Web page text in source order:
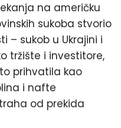
na američku
sukoba stvorio
– sukob u Ukrajini i
tržište i investitore,
prihvatila kao
i nafte
od prekida